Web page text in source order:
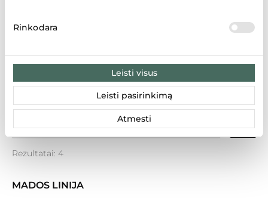
Rinkodara
Leisti visus
Leisti pasirinkimą
Atmesti
Rezultatai: 4
MADOS LINIJA